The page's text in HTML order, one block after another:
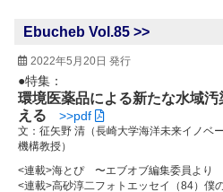
Ebucheb Vol.85 >>
2022年5月20日 発行
●特集：
環境医薬品による新たな水域汚
える
>>pdf
文：征矢野 清（長崎大学海洋未来イノベ
機構教授）
<連載>海とぴ 〜エブオブ編集委員より
<連載>高砂淳二フォトエッセイ（84）僕